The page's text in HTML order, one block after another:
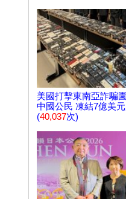
美國打擊東南亞詐騙
中國公民 凍結7億美
(40,037次)